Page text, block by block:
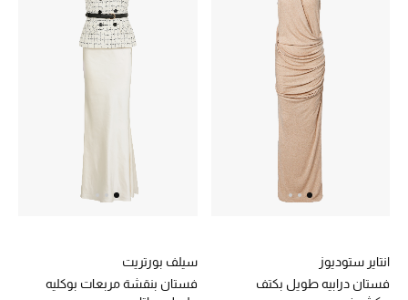
أجهزة المطبخ والمنزل
الشموع والعطور المنزلية
انتاير ستوديوز
فستان درابيه طويل بكتف
سيلف بورتريت
فستان بنقشة مربعات بوكليه